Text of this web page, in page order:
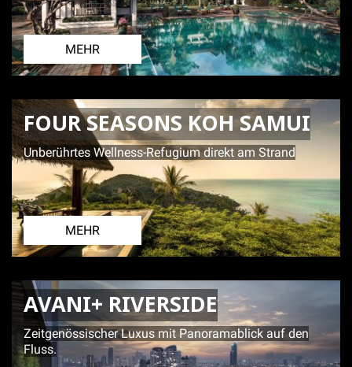
MEHR
FOUR SEASONS KOH SAMUI
Unberührtes Wellness-Refugium direkt am Strand
MEHR
AVANI+ RIVERSIDE
Zeitgenössischer Luxus mit Panoramablick auf den
Fluss.